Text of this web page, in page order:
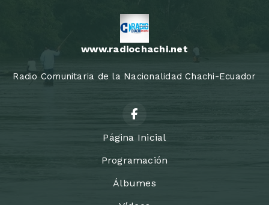
www.radiochachi.net
Radio Comunitaria de la Nacionalidad Chachi-Ecuador
Página Inicial
Programación
Álbumes